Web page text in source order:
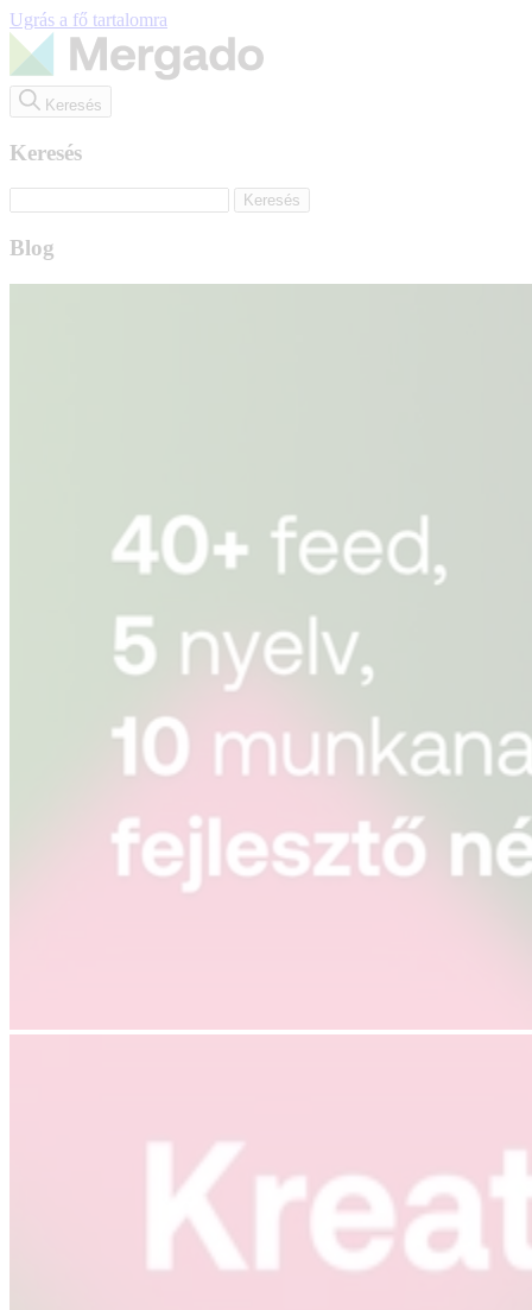
Ugrás a fő tartalomra
Keresés
Keresés
Blog